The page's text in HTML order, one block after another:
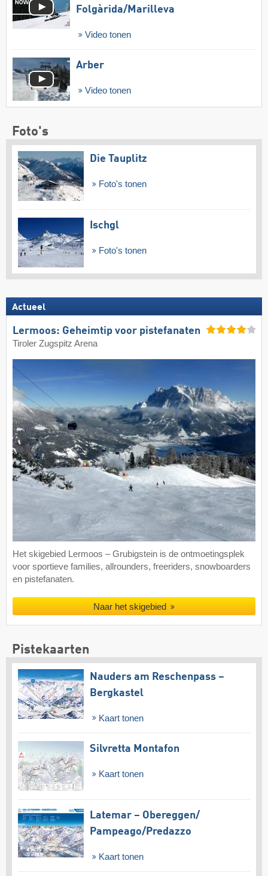
Folgàrida/​Marilleva
Video tonen
Arber
Video tonen
Foto's
Die Tauplitz
Foto's tonen
Ischgl
Foto's tonen
Actueel
Lermoos: Geheimtip voor pistefanaten
Tiroler Zugspitz Arena
Het skigebied Lermoos – Grubigstein is de ontmoetingsplek
voor sportieve families, allrounders, freeriders, snowboarders
en pistefanaten.
Naar het skigebied
Pistekaarten
Nauders am Reschenpass –
Bergkastel
Kaart tonen
Silvretta Montafon
Kaart tonen
Latemar – Obereggen/​
Pampeago/​Predazzo
Kaart tonen